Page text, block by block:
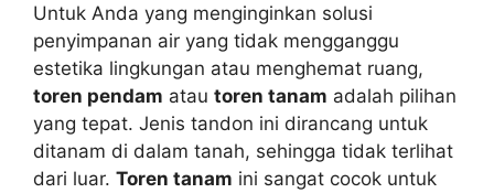
Untuk Anda yang menginginkan solusi
penyimpanan air yang tidak mengganggu
estetika lingkungan atau menghemat ruang,
toren pendam atau toren tanam adalah pilihan
yang tepat. Jenis tandon ini dirancang untuk
ditanam di dalam tanah, sehingga tidak terlihat
dari luar. Toren tanam ini sangat cocok untuk